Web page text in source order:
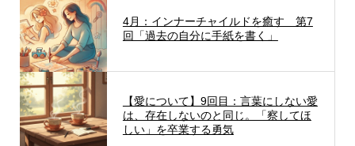
4月：インナーチャイルドを癒す 第7
回「過去の自分に手紙を書く」
【愛について】9回目：言葉にしない愛
は、存在しないのと同じ。「察してほ
しい」を卒業する勇気